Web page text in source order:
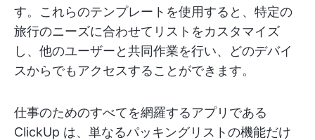
す。これらのテンプレートを使用すると、特定の
旅行のニーズに合わせてリストをカスタマイズ
し、他のユーザーと共同作業を行い、どのデバイ
スからでもアクセスすることができます。
仕事のためのすべてを網羅するアプリである
ClickUp は、単なるパッキングリストの機能だけ